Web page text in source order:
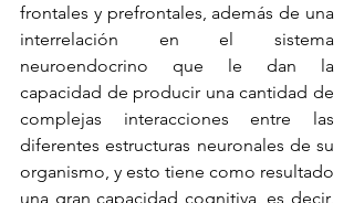
frontales y prefrontales, además de una
interrelación en el sistema
neuroendocrino que le dan la
capacidad de producir una cantidad de
complejas interacciones entre las
diferentes estructuras neuronales de su
organismo, y esto tiene como resultado
una gran capacidad cognitiva, es decir,